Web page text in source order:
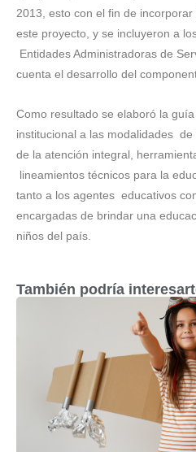
2013, esto con el fin de
este proyecto, y se incluyeron a
Entidades Administradoras de
cuenta el desarrollo del
Como resultado se elaboró la
institucional a las modalidades
de la atención integral,
lineamientos técnicos para la
tanto a los agentes educativos
encargadas de brindar una
niños del país.
También podría